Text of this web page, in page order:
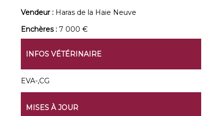
Vendeur : Haras de la Haie Neuve
Enchères :7 000 €
INFOS VÉTÉRINAIRE
EVA-,CG
MISES À JOUR